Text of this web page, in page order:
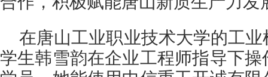
在唐山工业职业技术大学的工
学生韩雪韵在企业工程师指导下